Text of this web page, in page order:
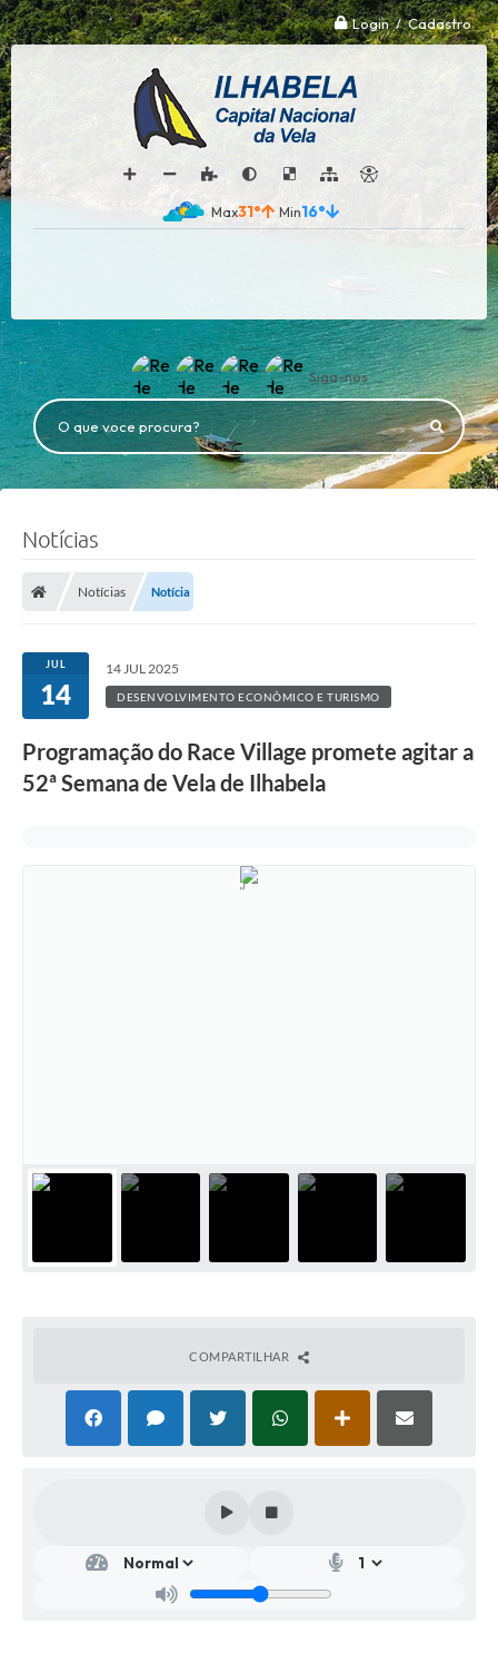
Login / Cadastro
31° 16°
Siga-nos
O que voce procura?
Notícias
Notícias Notícia
JUL
14
14 JUL 2025
DESENVOLVIMENTO ECONÔMICO E TURISMO
Programação do Race Village promete agitar a
52ª Semana de Vela de Ilhabela
COMPARTILHAR